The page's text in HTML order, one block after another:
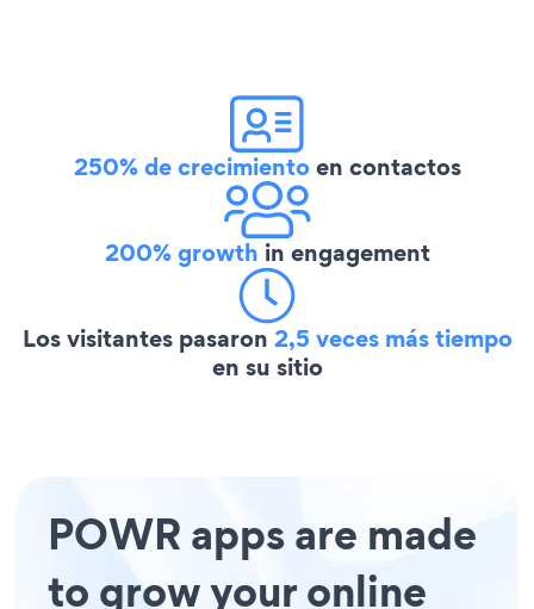
250% de crecimientoen contactos
200% growth in engagement
Los visitantes pasaron 2,5 veces más tiempo
en su sitio
POWR apps are made
to grow your online